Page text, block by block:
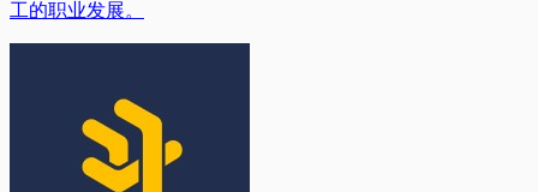
工的职业发展。